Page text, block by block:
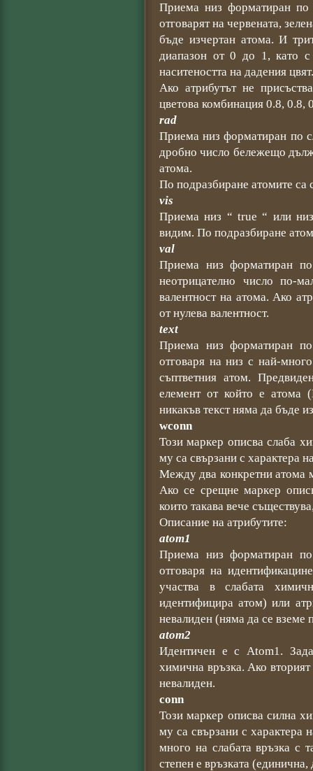
Приема низ форматиран
отговарят на червената,
бъде изчертан атома. И
диапазон от 0 до 1, като с
наситеността на дадения цвят.
Ако атрибутът не
цветова комбинация 0.8, 0.8,
rad
Приема низ форматиран по
дробно число бележещо
атома.
По подразбиране атомите са
vis
Приема низ “ true “ или
видим. По подразбиране
val
Приема низ форматиран
неотрицателно число по-
валентност на атома. Ако
от нулева валентност.
text
Приема низ форматиран
отговаря на низ с най-
съптветния атом.
елемент от който е атома
никакъв текст няма да бъде
wconn
Този маркер описва слаба
му са свързани с характера
Между два конкретни атома
Ако се срещне маркер
които такава вече
Описание на атрибутите:
atom1
Приема низ форматиран
отговаря на
участва в слабата
идентифицира атом) или
невалиден (няма да се вземе
atom2
Идентичен е с Atom1.
химична връзка. Ако
невалиден.
conn
Този маркер описва силна
му са свързани с характера
много на слабата връзка с
степен е връзката